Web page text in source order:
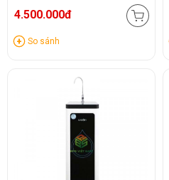
4.500.000đ
So sánh